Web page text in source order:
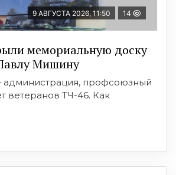
9 АВГУСТА 2026, 11:50 14
мемориальную доску
Мишину
профсоюзный
ветеранов ТЧ-46. Как